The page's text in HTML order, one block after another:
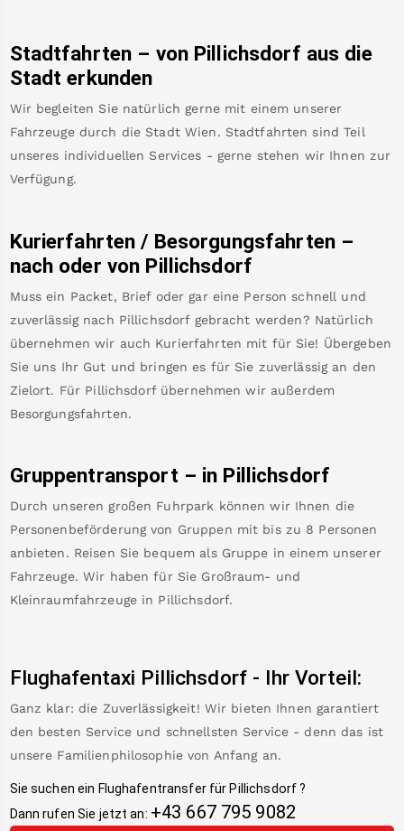
Stadtfahrten – von Pillichsdorf aus die
Stadt erkunden
Wir begleiten Sie natürlich gerne mit einem unserer
Fahrzeuge durch die Stadt Wien. Stadtfahrten sind Teil
unseres individuellen Services - gerne stehen wir Ihnen zur
Verfügung.
Kurierfahrten / Besorgungsfahrten –
nach oder von Pillichsdorf
Muss ein Packet, Brief oder gar eine Person schnell und
zuverlässig nach Pillichsdorf gebracht werden? Natürlich
übernehmen wir auch Kurierfahrten mit für Sie! Übergeben
Sie uns Ihr Gut und bringen es für Sie zuverlässig an den
Zielort. Für Pillichsdorf übernehmen wir außerdem
Besorgungsfahrten.
Gruppentransport – in Pillichsdorf
Durch unseren großen Fuhrpark können wir Ihnen die
Personenbeförderung von Gruppen mit bis zu 8 Personen
anbieten. Reisen Sie bequem als Gruppe in einem unserer
Fahrzeuge. Wir haben für Sie Großraum- und
Kleinraumfahrzeuge in Pillichsdorf.
Flughafentaxi Pillichsdorf - Ihr Vorteil:
Ganz klar: die Zuverlässigkeit! Wir bieten Ihnen garantiert
den besten Service und schnellsten Service - denn das ist
unsere Familienphilosophie von Anfang an.
Sie suchen ein Flughafentransfer für Pillichsdorf?
Dann rufen Sie jetzt an: +43 667 795 9082